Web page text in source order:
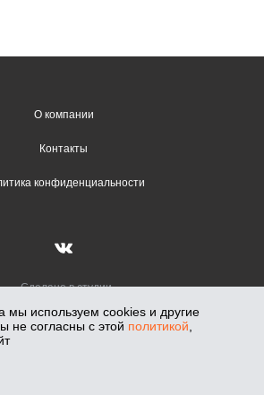
О компании
Контакты
конфиденциальности
в Новосибирске, работаем с 1991 г.
50. Телефон: +7-913-018-71-47,
Сделано в студии
мы используем cookies и другие
не согласны с этой политикой